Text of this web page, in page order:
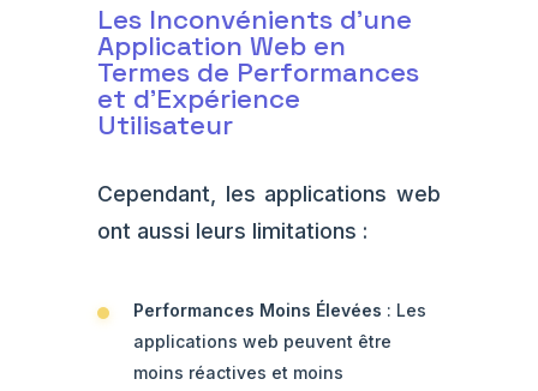
Les Inconvénients d'une
Application Web en
Termes de Performances
et d'Expérience
Utilisateur
Cependant, les applications web
ont aussi leurs limitations :
Performances Moins Élevées : Les
applications web peuvent être
moins réactives et moins